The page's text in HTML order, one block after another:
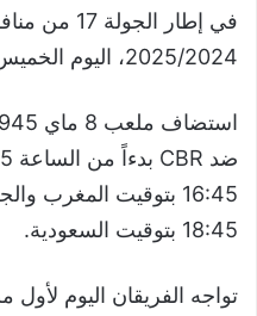
في إطار
2025/2024، اليوم الخميس 20 فبراير 2025.
18:45 بتوقيت السعودية.
تواجه الفريقان اليوم لأول